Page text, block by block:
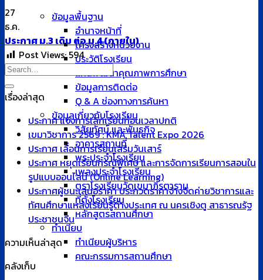
ข้อมูลพื้นฐาน
อำนาจหน้าที่
โครงสร้างหน่วยงาน
ประวัติโรงเรียน
แผนพัฒนาคุณภาพการศึกษา
ข้อมูลการติดต่อ
Q & A ช่องทางการค้นหา
ข้อมูลเกี่ยวกับโรงเรียน
วิสัยทัศน์ และพันธกิจ
อาคารสถานที่
พระประจำโรงเรียน
เพลงประจำโรงเรียน
ตราโรงเรียนวัดเขมาภิรตาราม
ที่ตั้งโรงเรียน
หลักสูตรสถานศึกษา
ทำเนียบ
ทำเนียบผู้บริหาร
คณะกรรมการสถานศึกษา
27
ธ.ค.
ประกาศ ม.3 เดิม ต่อ ม.4 (ภายใน)
Post Views: 594
เรื่องล่าสุด
ประกาศ แจ้งการเลิกเรียนก่อนเวลาปกติ
เขมาวิชาการ 2569 : KMA Talent Expo 2026
ประกาศ เลื่อนการเรียนเสริมวันเสาร์
ประกาศ หยุดเรียนกรณีพิเศษ และการจัดการเรียนการสอนใน
รูปแบบออนไลน์ (Online Learning)
ประกาศผู้ชนะเสนอราคา ประกวดราคาจ้างจัดค่ายวิชาการและ
ทัศนศึกษาแหล่งเรียนรู้ต่างประเทศ ณ นครเชิงตู สาธารณรัฐ
ประชาชนจีน
ความเห็นล่าสุด
คลังเก็บ